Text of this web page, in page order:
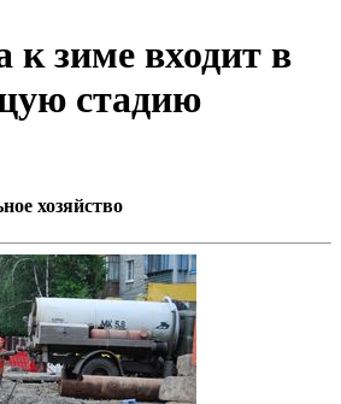
к зиме входит в
стадию
хозяйство